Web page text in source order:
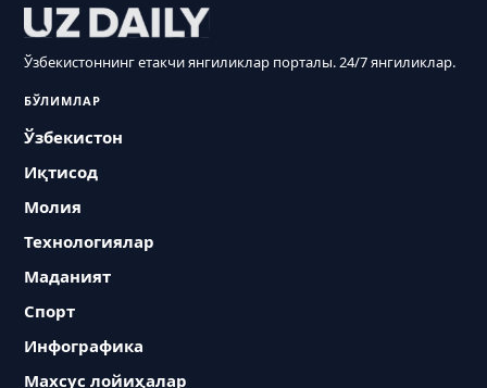
Ўзбекистоннинг етакчи янгиликлар порталы. 24/7 янгиликлар.
БЎЛИМЛАР
Ўзбекистон
Иқтисод
Молия
Технологиялар
Маданият
Спорт
Инфографика
Махсус лойиҳалар